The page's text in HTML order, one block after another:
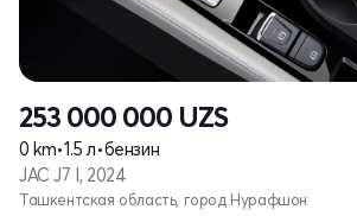
253 000 000 UZS
0 km•1.5 л•бензин
JAC J7 I, 2024
Ташкентская область, город Нурафшон